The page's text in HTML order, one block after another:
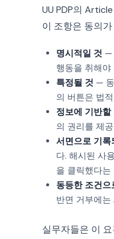
UU PDP의
이 조항은 동의
명시적일 것 —
행동을 취해야
특정될 것 —
의 버튼은 법
정보에 기반할
의 권리를 제
서면으로 기
다. 해시된 사
을 클릭했다
동등한 조건
반면 거부에
실무자들은 이